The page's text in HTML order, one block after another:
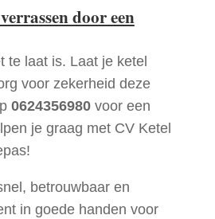
door een
te laat is. Laat je ketel
voor zekerheid deze
0624356980voor een
je graag met CV Ketel
betrouwbaar en
in goede handen voor